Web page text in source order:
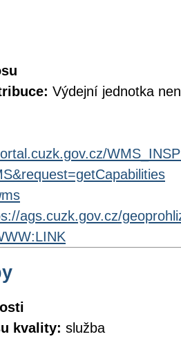
Výdejní jednotka
ags.cuzk.gov.cz/
kvality: služba